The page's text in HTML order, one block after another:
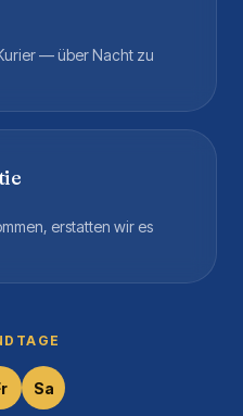
— über Nacht zu
erstatten wir es
Sa